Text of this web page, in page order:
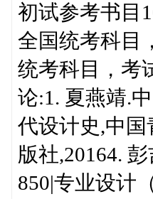
初试参考书目
全国统考科目
统考科目，考
论:1. 夏燕靖.
代设计史,中国
版社,20164.
850|专业设计